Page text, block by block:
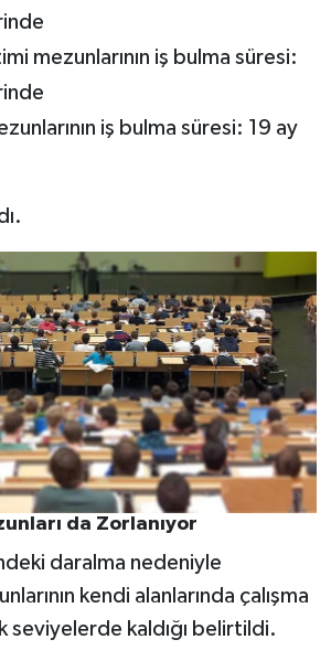
mezunlarının iş bulma süresi:
iş bulma süresi: 19 ay
da Zorlanıyor
daralma nedeniyle
kendi alanlarında çalışma
seviyelerde kaldığı belirtildi.